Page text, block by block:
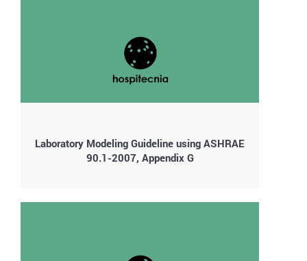
Laboratory Modeling Guideline using ASHRAE
90.1-2007, Appendix G